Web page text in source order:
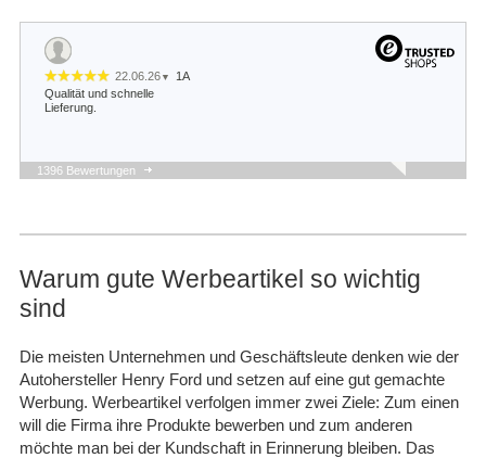
22.06.26 ▼
1A
Qualität und schnelle
Lieferung.
Seher zufrieden und ich
werde immer bei euch
bestellen, wenn ich was
brauche zauber Ta…
08.05.26 ▼
1396 Bewertungen
Warum gute Werbeartikel so wichtig
sind
Die meisten Unternehmen und Geschäftsleute denken wie der
Autohersteller Henry Ford und setzen auf eine gut gemachte
Werbung. Werbeartikel verfolgen immer zwei Ziele: Zum einen
will die Firma ihre Produkte bewerben und zum anderen
möchte man bei der Kundschaft in Erinnerung bleiben. Das